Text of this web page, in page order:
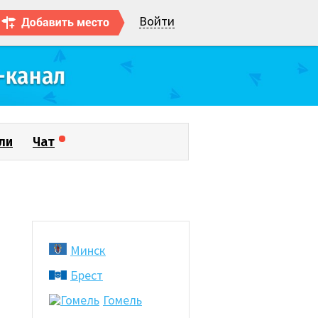
Войти
Чат
Минск
Брест
Гомель